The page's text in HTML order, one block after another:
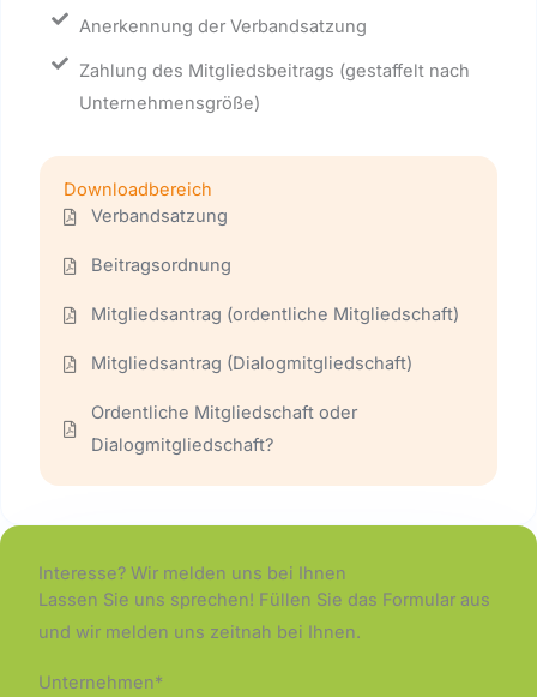
Anerkennung der Verbandsatzung
Zahlung des Mitgliedsbeitrags (gestaffelt nach
Unternehmensgröße)
Downloadbereich
Verbandsatzung
Beitragsordnung
Mitgliedsantrag (ordentliche Mitgliedschaft)
Mitgliedsantrag (Dialogmitgliedschaft)
Ordentliche Mitgliedschaft oder
Dialogmitgliedschaft?
Interesse? Wir melden uns bei Ihnen
Lassen Sie uns sprechen! Füllen Sie das Formular aus
und wir melden uns zeitnah bei Ihnen.
Unternehmen*